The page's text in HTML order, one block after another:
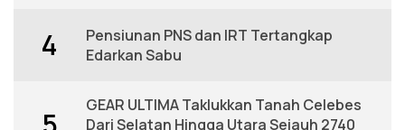
4
Pensiunan PNS dan IRT Tertangkap
Edarkan Sabu
GEAR ULTIMA Taklukkan Tanah Celebes
Dari Selatan Hingga Utara Sejauh 2740